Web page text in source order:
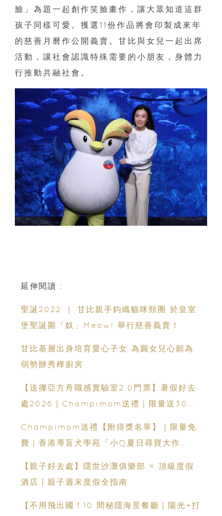
臉」為題一起創作笑臉畫作，讓大眾知道這群
孩子同樣可愛。獲選11份作品將會印製成來年
的慈善月曆作公開義賣。甘比與女兒一起出席
活動，讓社會認識特殊需要的小朋友，身體力
行推動共融社會。
延伸閱讀 :
聖誕2022 ｜ 甘比親手鈎織貓咪頸圈 於皇室
堡聖誕圍「奴」Meow! 舉行慈善義賣！
甘比基層出身培育愛心子女 為圓女兒心願為
弱勢辦秀樺廚房
【送挪亞方舟職感實驗室2.0門票】暑假好去
處2026｜Champimom送禮｜限量送30套
Champimom送禮【附得獎名單】｜限量免
費｜香港導盲犬學苑「小Q夏日尋寶大作
【親子好去處】隱世沙灘俱樂部 × 頂級度假
酒店｜親子週末度假全指南
【不用飛出國！10 間秘隱海景餐廳｜陽光+打